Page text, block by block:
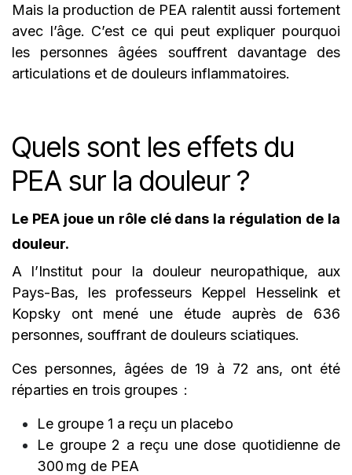
Mais la production de PEA ralentit aussi fortement
avec l’âge. C’est ce qui peut expliquer pourquoi
les personnes âgées souffrent davantage des
articulations et de douleurs inflammatoires.
Quels sont les effets du
PEA sur la douleur ?
Le PEA joue un rôle clé dans la régulation de la
douleur.
A l’Institut pour la douleur neuropathique, aux
Pays-Bas, les professeurs Keppel Hesselink et
Kopsky ont mené une étude auprès de 636
personnes, souffrant de douleurs sciatiques.
Ces personnes, âgées de 19 à 72 ans, ont été
réparties en trois groupes :
Le groupe 1 a reçu un placebo
Le groupe 2 a reçu une dose quotidienne de
300 mg de PEA